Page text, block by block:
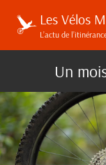
Les Vélos
L’actu de
Un